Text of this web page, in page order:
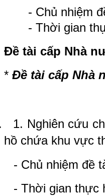
- Chủ nhiệm
- Thời gian
Đề tài cấp Nhà
* Đề tài cấp Nhà
1. Nghiên cứu
hồ chứa khu vực
- Chủ nhiệm đề
- Thời gian thực